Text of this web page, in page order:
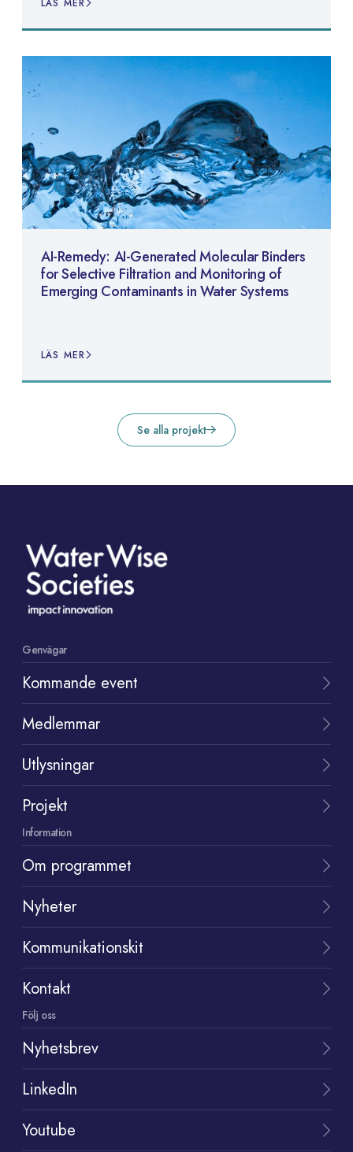
LÄS MER
AI-Remedy: AI-Generated Molecular Binders
for Selective Filtration and Monitoring of
Emerging Contaminants in Water Systems
LÄS MER
Se alla projekt
Genvägar
Kommande event
Medlemmar
Utlysningar
Projekt
Information
Om programmet
Nyheter
Kommunikationskit
Kontakt
Följ oss
Nyhetsbrev
LinkedIn
Youtube